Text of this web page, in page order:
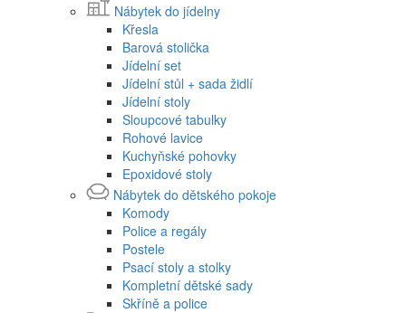
Nábytek do jídelny
Křesla
Barová stolička
Jídelní set
Jídelní stůl + sada židlí
Jídelní stoly
Sloupcové tabulky
Rohové lavice
Kuchyňské pohovky
Epoxidové stoly
Nábytek do dětského pokoje
Komody
Police a regály
Postele
Psací stoly a stolky
Kompletní dětské sady
Skříně a police